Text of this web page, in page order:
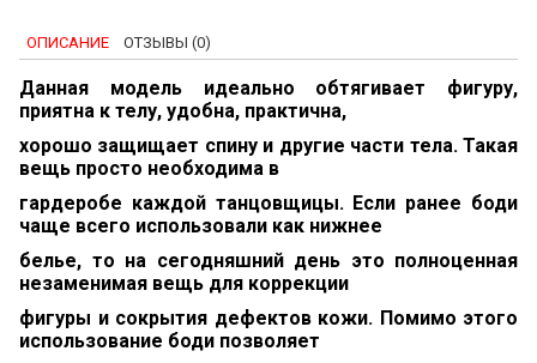
ОПИСАНИЕ ОТЗЫВЫ (0)
Данная модель идеально обтягивает фигуру,
приятна к телу, удобна, практична,
хорошо защищает спину и другие части тела. Такая
вещь просто необходима в
гардеробе каждойтанцовщицы. Если ранее боди
чаще всего использовали как нижнее
белье, то на сегодняшнийдень это полноценная
незаменимая вещь для коррекции
фигуры и сокрытия дефектов кожи. Помимо этого
использование боди позволяет